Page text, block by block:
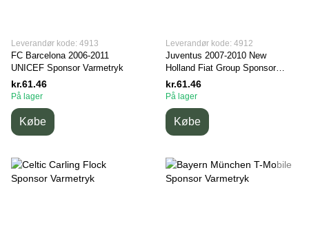
Leverandør kode: 4913
FC Barcelona 2006-2011
UNICEF Sponsor Varmetryk
kr.61.46
På lager
Købe
Leverandør kode: 4912
Juventus 2007-2010 New
Holland Fiat Group Sponsor
Varmetryk
kr.61.46
På lager
Købe